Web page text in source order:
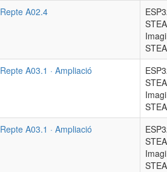
Repte A02.4
Repte A03.1 · Ampliació
Repte A03.1 · Ampliació